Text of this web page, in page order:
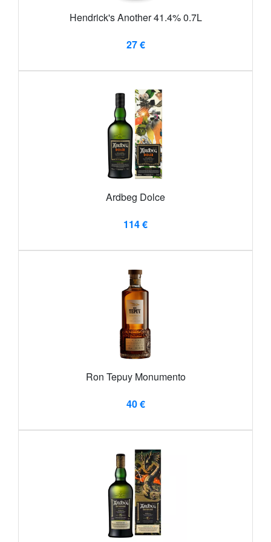
Hendrick's Another 41.4% 0.7L
27 €
Ardbeg Dolce
114 €
Ron Tepuy Monumento
40 €